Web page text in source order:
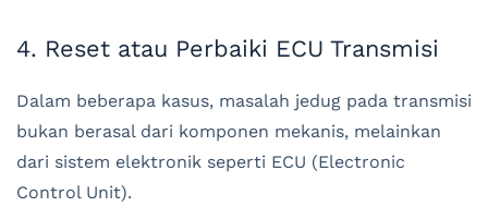
4. Reset atau Perbaiki ECU Transmisi
Dalam beberapa kasus, masalah jedug pada transmisi
bukan berasal dari komponen mekanis, melainkan
dari sistem elektronik seperti ECU (Electronic
Control Unit).